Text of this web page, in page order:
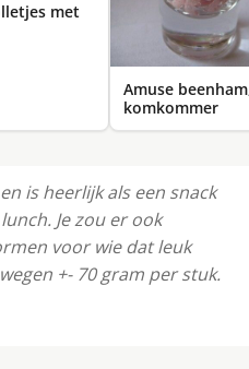
met
Amuse
komkommer
is heerlijk als een snack
Je zou er ook
voor wie dat leuk
+- 70 gram per stuk.